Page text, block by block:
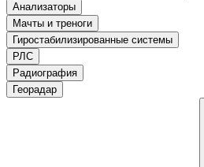
Анализаторы
Мачты и треноги
Гиростабилизированные системы
РЛС
Радиография
Георадар